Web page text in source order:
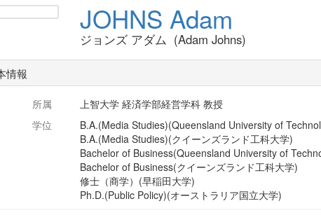
JOHNS Adam
ジョンズ アダム (Adam Johns)
情報
所属
上智大学 経済学部経営学科 教授
学位
B.A.(Media Studies)(Queensland University of
B.A.(Media Studies)(クイーンズランド工科大学)
Bachelor of Business(Queensland University of
Bachelor of Business(クイーンズランド工科大学)
修士（商学）(早稲田大学)
Ph.D.(Public Policy)(オーストラリア国立大学)